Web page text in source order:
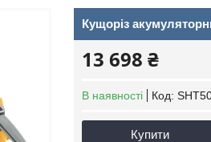
Кущоріз
13 698 ₴
В наявності Код:
Купити